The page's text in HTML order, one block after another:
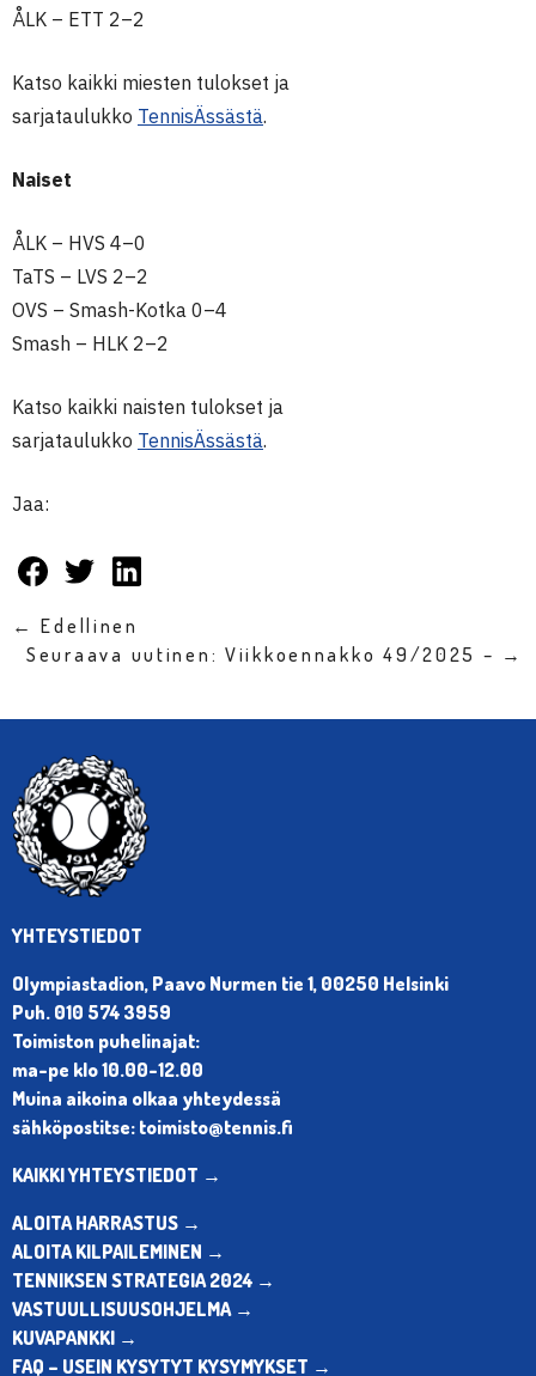
ÅLK – ETT 2–2
Katso kaikki miesten tulokset ja
sarjataulukko TennisÄssästä.
Naiset
ÅLK – HVS 4–0
TaTS – LVS 2–2
OVS – Smash-Kotka 0–4
Smash – HLK 2–2
Katso kaikki naisten tulokset ja
sarjataulukko TennisÄssästä.
Jaa:
← Edellinen
Seuraava uutinen: Viikkoennakko 49/2025 – →
YHTEYSTIEDOT
Olympiastadion, Paavo Nurmen tie 1, 00250 Helsinki
Puh. 010 574 3959
Toimiston puhelinajat:
ma-pe klo 10.00-12.00
Muina aikoina olkaa yhteydessä
sähköpostitse: toimisto@tennis.fi
KAIKKI YHTEYSTIEDOT →
ALOITA HARRASTUS →
ALOITA KILPAILEMINEN →
TENNIKSEN STRATEGIA 2024 →
VASTUULLISUUSOHJELMA →
KUVAPANKKI →
FAQ – USEIN KYSYTYT KYSYMYKSET →